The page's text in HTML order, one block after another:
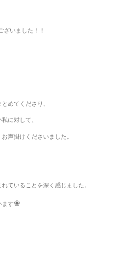
ざいました！！
めてくださり、
に対して、
声掛けくださいました。
ていることを深く感じました。
ます❀